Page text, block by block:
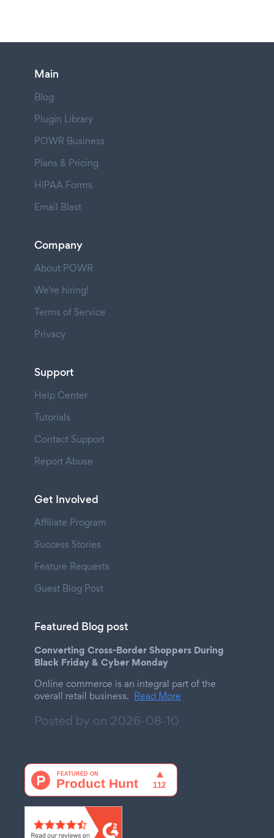
Main
Blog
Plugin Library
POWR Business
Plans & Pricing
HIPAA Forms
Email Blast
Company
About POWR
We're hiring!
Terms of Service
Privacy
Support
Help Center
Tutorials
Contact Support
Report Abuse
Get Involved
Affiliate Program
Success Stories
Feature Requests
Guest Blog Post
Featured Blog post
Converting Cross-Border Shoppers During
Black Friday & Cyber Monday
Online commerce is an integral part of the
overall retail business. Read More
Posted by on 2026-08-10